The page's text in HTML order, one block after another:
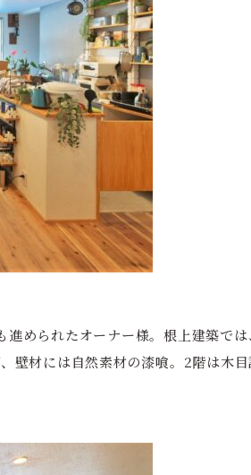
められたオーナー様。根上建築で
壁材には自然素材の漆喰。2階は木